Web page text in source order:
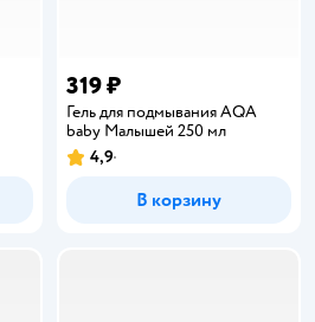
319 ₽
Гель для подмывания AQA
baby Малышей 250 мл
Рейтинг:
4,9
В корзину